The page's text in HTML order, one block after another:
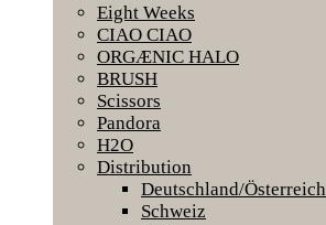
Eight Weeks
CIAO CIAO
ORGÆNIC HALO
BRUSH
Scissors
Pandora
H2O
Distribution
Deutschland/Österreich
Schweiz